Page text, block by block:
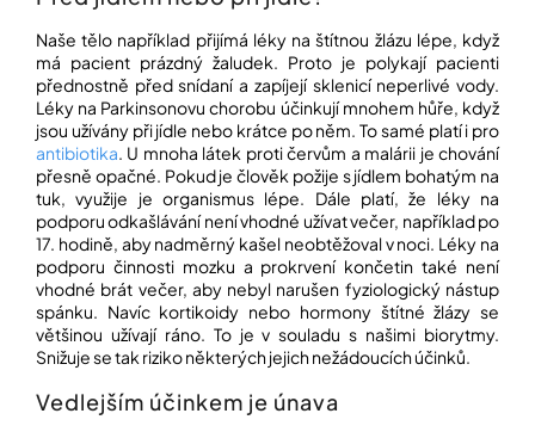
REPASOVANÉ
POMŮCKY
Přihlášení
Naše tělo například přijímá léky na štítnou žlázu lépe, když
má pacient prázdný žaludek. Proto je polykají pacienti
přednostně před snídaní a zapíjejí sklenicí neperlivé vody.
Léky na Parkinsonovu chorobu účinkují mnohem hůře, když
jsou užívány při jídle nebo krátce po něm. To samé platí i pro
antibiotika. U mnoha látek proti červům a malárii je chování
přesně opačné. Pokud je člověk požije s jídlem bohatým na
tuk, využije je organismus lépe. Dále platí, že léky na
podporu odkašlávání není vhodné užívat večer, například po
17. hodině, aby nadměrný kašel neobtěžoval v noci. Léky na
podporu činnosti mozku a prokrvení končetin také není
vhodné brát večer, aby nebyl narušen fyziologický nástup
spánku. Navíc kortikoidy nebo hormony štítné žlázy se
většinou užívají ráno. To je v souladu s našimi biorytmy.
Snižuje se tak riziko některých jejich nežádoucích účinků.
Vedlejším účinkem je únava
e
m
e